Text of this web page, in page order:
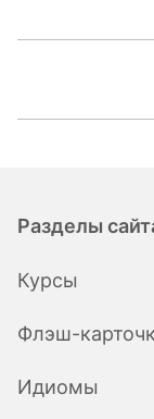
Разделы
Курсы
Флэш-
Идиомы